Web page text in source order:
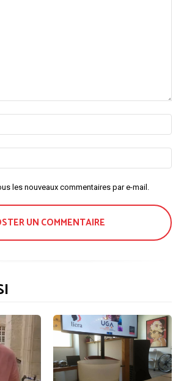
/
:*
les nouveaux commentaires par e-mail.